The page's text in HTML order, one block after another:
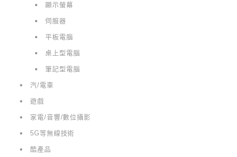
顯示螢幕
伺服器
平板電腦
桌上型電腦
筆記型電腦
汽/電車
遊戲
家電/音響/數位攝影
5G等無線技術
酷產品